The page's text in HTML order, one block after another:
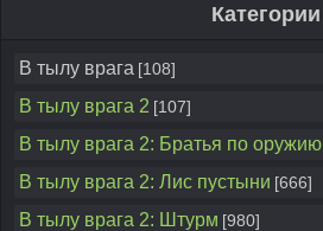
Категории
В тылу врага [108]
В тылу врага 2 [107]
В тылу врага 2: Братья по оружию
В тылу врага 2: Лис пустыни [666]
В тылу врага 2: Штурм [980]